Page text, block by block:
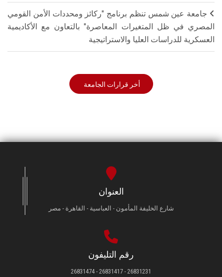
جامعة عين شمس تنظم برنامج "ركائز ومحددات الأمن القومي
المصري في ظل المتغيرات المعاصرة" بالتعاون مع الأكاديمية
العسكرية للدراسات العليا والاستراتيجية
أخر قرارات الجامعة
العنوان
شارع الخليفة المأمون - العباسية - القاهرة - مصر
رقم التليفون
26831231 - 26831417 - 26831474